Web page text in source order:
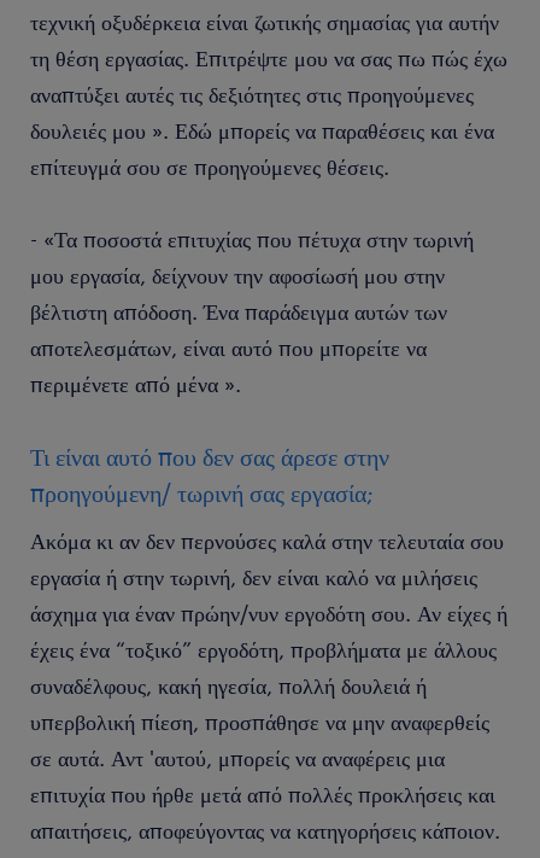
τεχνική οξυδέρκεια είναι ζωτικής σημασίας για αυτήν
τη θέση εργασίας. Επιτρέψτε μου να σας πω πώς έχω
αναπτύξει αυτές τις δεξιότητες στις προηγούμενες
δουλειές μου ». Εδώ μπορείς να παραθέσεις και ένα
επίτευγμά σου σε προηγούμενες θέσεις.
- «Τα ποσοστά επιτυχίας που πέτυχα στην τωρινή
μου εργασία, δείχνουν την αφοσίωσή μου στην
βέλτιστη απόδοση. Ένα παράδειγμα αυτών των
αποτελεσμάτων, είναι αυτό που μπορείτε να
περιμένετε από μένα ».
Τι είναι αυτό που δεν σας άρεσε στην
προηγούμενη/ τωρινή σας εργασία;
Ακόμα κι αν δεν περνούσες καλά στην τελευταία σου
εργασία ή στην τωρινή, δεν είναι καλό να μιλήσεις
άσχημα για έναν πρώην/νυν εργοδότη σου. Αν είχες ή
έχεις ένα “τοξικό” εργοδότη, προβλήματα με άλλους
συναδέλφους, κακή ηγεσία, πολλή δουλειά ή
υπερβολική πίεση, προσπάθησε να μην αναφερθείς
σε αυτά. Αντ 'αυτού, μπορείς να αναφέρεις μια
επιτυχία που ήρθε μετά από πολλές προκλήσεις και
απαιτήσεις, αποφεύγοντας να κατηγορήσεις κάποιον.